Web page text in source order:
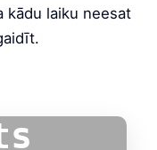
kādu laiku neesat